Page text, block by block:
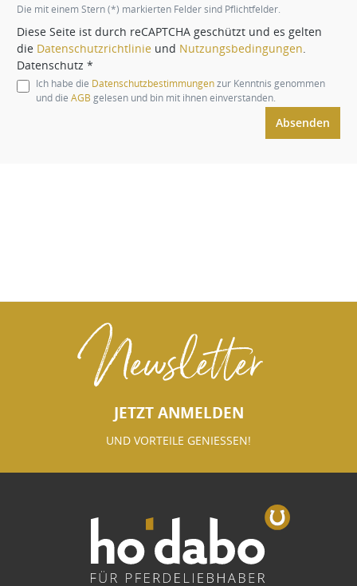
Die mit einem Stern (*) markierten Felder sind Pflichtfelder.
Diese Seite ist durch reCAPTCHA geschützt und es gelten
die Datenschutzrichtlinie und Nutzungsbedingungen
Datenschutz *
Ich habe die Datenschutzbestimmungenzur Kenntnis genommen
und die AGB gelesen und bin mit ihnen einverstanden.
Absenden
Newsletter
JETZT ANMELDEN
UND VORTEILE GENIESSEN!